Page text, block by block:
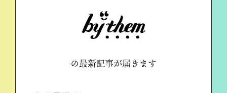
の最新記事が届きます